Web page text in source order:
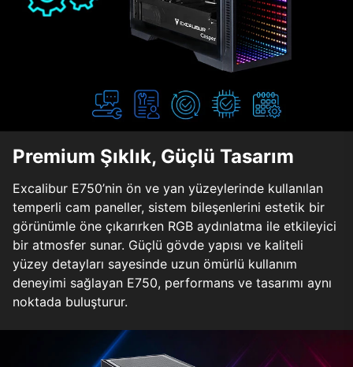
Premium Şıklık, Güçlü Tasarım
Excalibur E750’nin ön ve yan yüzeylerinde kullanılan
temperli cam paneller, sistem bileşenlerini estetik bir
görünümle öne çıkarırken RGB aydınlatma ile etkileyici
bir atmosfer sunar. Güçlü gövde yapısı ve kaliteli
yüzey detayları sayesinde uzun ömürlü kullanım
deneyimi sağlayan E750, performans ve tasarımı aynı
noktada buluşturur.